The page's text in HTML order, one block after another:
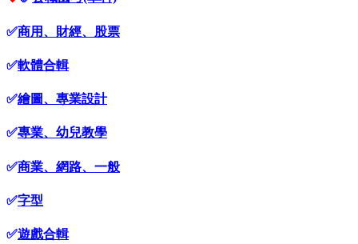
✅商用、財經、股票
✅軟體合輯
✅繪圖、專業設計
✅專業、幼兒教學
✅商業、網路、一般
✅字型
✅遊戲合輯